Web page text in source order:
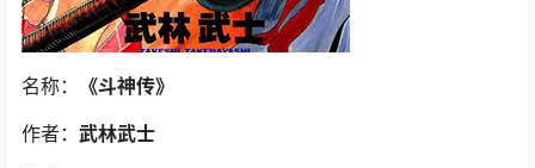
名称：
《斗神传》
作者： 武林武士